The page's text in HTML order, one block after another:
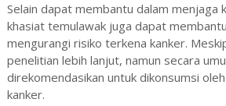
Selain dapat membantu dalam menjaga
khasiat temulawak juga dapat
mengurangi risiko terkena kanker.
penelitian lebih lanjut, namun secara
direkomendasikan untuk dikonsumsi
kanker.